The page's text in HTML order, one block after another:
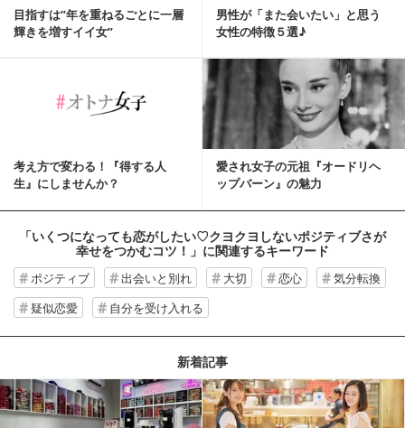
目指すは”年を重ねるごとに一層
輝きを増すイイ女”
男性が「また会いたい」と思う
女性の特徴５選♪
考え方で変わる！『得する人
生』にしませんか？
愛され女子の元祖『オードリヘ
ップバーン』の魅力
「いくつになっても恋がしたい♡クヨクヨしないポジティブさが
幸せをつかむコツ！」 に関連するキーワード
ポジティブ 出会いと別れ 大切 恋心
気分転換
疑似恋愛
自分を受け入れる
新着記事